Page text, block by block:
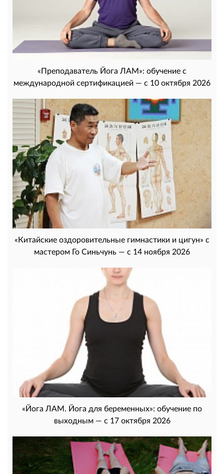
«Преподаватель Йога ЛАМ»: обучение с
международной сертификацией — с 10 октября 2026
«Китайские оздоровительные гимнастики и цигун» с
мастером Го Синьчунь — с 14 ноября 2026
«Йога ЛАМ. Йога для беременных»: обучение по
выходным — с 17 октября 2026